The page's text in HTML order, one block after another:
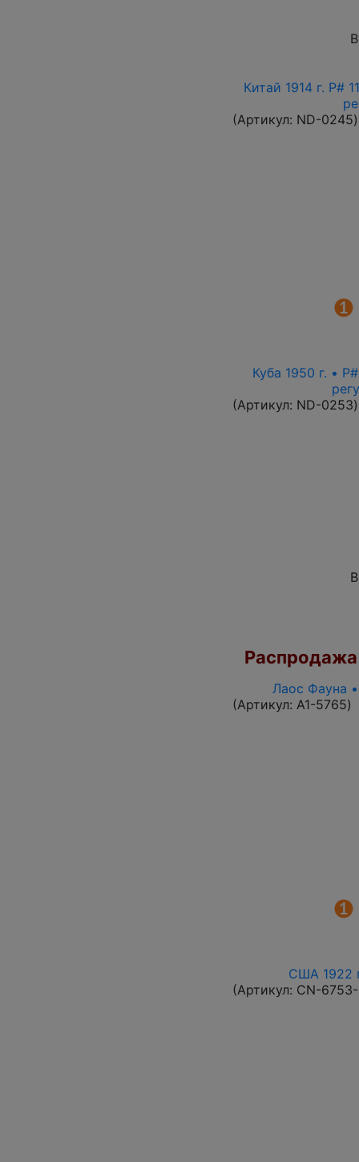
Китай 1914 г. P#
(Артикул: ND-0245)
Куба 1950 г. •
(Артикул: ND-0253)
Распродажа
Лаос Фауна
(Артикул: A1-5765)
США 1922
(Артикул: CN-